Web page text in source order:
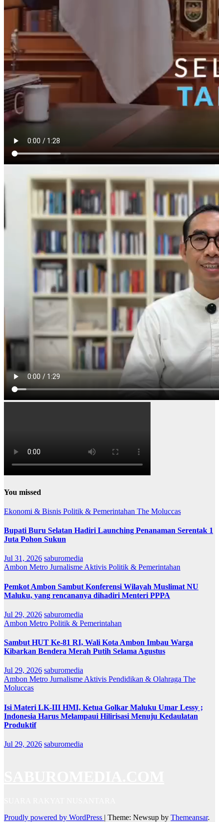
You missed
Ekonomi & Bisnis Politik & Pemerintahan The Moluccas
Bupati Buru Selatan Hadiri Launching Penanaman Serentak 1
Juta Pohon Sukun
Jul 31, 2026 saburomedia
Ambon Metro Jurnalisme Aktivis Politik & Pemerintahan
Pemkot Ambon Sambut Konferensi Wilayah Muslimat NU
Maluku, yang rencananya dihadiri Menteri PPPA
Jul 29, 2026 saburomedia
Ambon Metro Politik & Pemerintahan
Sambut HUT Ke-81 RI, Wali Kota Ambon Imbau Warga
Kibarkan Bendera Merah Putih Selama Agustus
Jul 29, 2026 saburomedia
Ambon Metro Jurnalisme Aktivis Pendidikan & Olahraga The
Moluccas
Isi Materi LK-III HMI, Ketua Golkar Maluku Umar Lessy ;
Indonesia Harus Melampaui Hilirisasi Menuju Kedaulatan
Produktif
Jul 29, 2026 saburomedia
Proudly powered by WordPress | Theme: Newsup by Themeansar.